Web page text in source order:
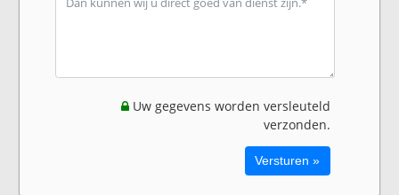
Uw gegevens worden versleuteld
verzonden.